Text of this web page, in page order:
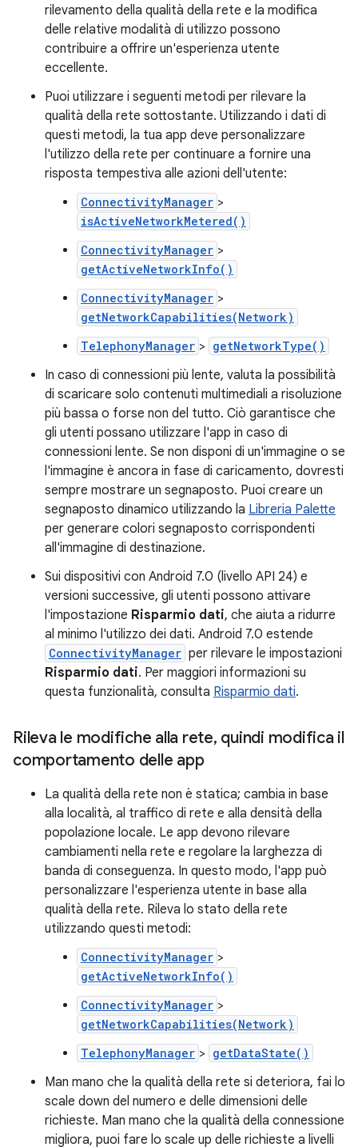
rilevamento della qualità della rete e la modifica
delle relative modalità di utilizzo possono
contribuire a offrire un'esperienza utente
eccellente.
Puoi utilizzare i seguenti metodi per rilevare la
qualità della rete sottostante. Utilizzando i dati di
questi metodi, la tua app deve personalizzare
l'utilizzo della rete per continuare a fornire una
risposta tempestiva alle azioni dell'utente:
ConnectivityManager >
isActiveNetworkMetered()
ConnectivityManager >
getActiveNetworkInfo()
ConnectivityManager >
getNetworkCapabilities(Network)
TelephonyManager > getNetworkType()
In caso di connessioni più lente, valuta la possibilità
di scaricare solo contenuti multimediali a risoluzione
più bassa o forse non del tutto. Ciò garantisce che
gli utenti possano utilizzare l'app in caso di
connessioni lente. Se non disponi di un'immagine o se
l'immagine è ancora in fase di caricamento, dovresti
sempre mostrare un segnaposto. Puoi creare un
segnaposto dinamico utilizzando la Libreria Palette
per generare colori segnaposto corrispondenti
all'immagine di destinazione.
Sui dispositivi con Android 7.0 (livello API 24) e
versioni successive, gli utenti possono attivare
l'impostazione Risparmio dati, che aiuta a ridurre
al minimo l'utilizzo dei dati. Android 7.0 estende
ConnectivityManager per rilevare le impostazioni
Risparmio dati. Per maggiori informazioni su
questa funzionalità, consulta Risparmio dati.
Rileva le modifiche alla rete, quindi modifica il
comportamento delle app
La qualità della rete non è statica; cambia in base
alla località, al traffico di rete e alla densità della
popolazione locale. Le app devono rilevare
cambiamenti nella rete e regolare la larghezza di
banda di conseguenza. In questo modo, l'app può
personalizzare l'esperienza utente in base alla
qualità della rete. Rileva lo stato della rete
utilizzando questi metodi:
ConnectivityManager >
getActiveNetworkInfo()
ConnectivityManager >
getNetworkCapabilities(Network)
TelephonyManager > getDataState()
Man mano che la qualità della rete si deteriora, fai lo
scale down del numero e delle dimensioni delle
richieste. Man mano che la qualità della connessione
migliora, puoi fare lo scale up delle richieste a livelli